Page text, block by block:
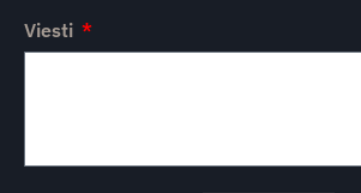
Viesti